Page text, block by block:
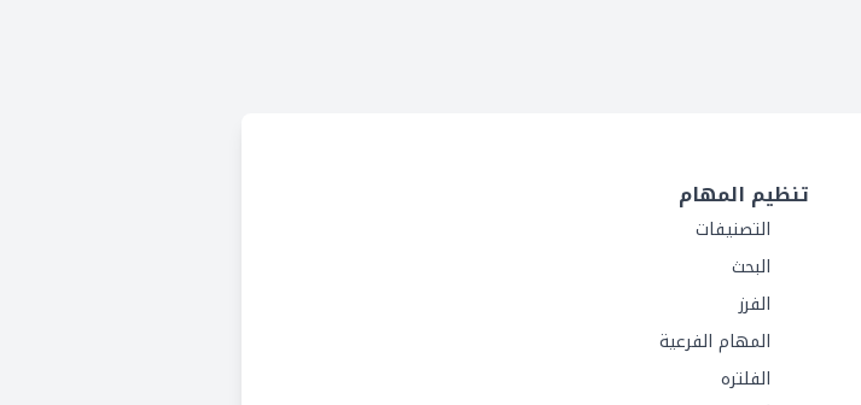
تنظيم المهام
التصنيفات
البحث
الفرز
المهام الفرعية
الفلتره